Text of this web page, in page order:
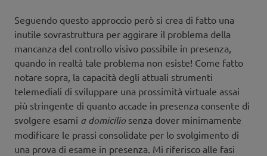
Seguendo questo approccio però si crea di fatto una
inutile sovrastruttura per aggirare il problema della
mancanza del controllo visivo possibile in presenza,
quando in realtà tale problema non esiste! Come fatto
notare sopra, la capacità degli attuali strumenti
telemediali di sviluppare una prossimità virtuale assai
più stringente di quanto accade in presenza consente di
svolgere esami a domicilio senza dover minimamente
modificare le prassi consolidate per lo svolgimento di
una prova di esame in presenza. Mi riferisco alle fasi